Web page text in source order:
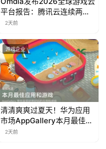
平台报告：腾讯云连续两年
入选“领导者”象限
2天前
游戏企业
清清爽爽过夏天！华为应用
市场AppGallery本月最佳上
新，款款提升幸福感
2天前